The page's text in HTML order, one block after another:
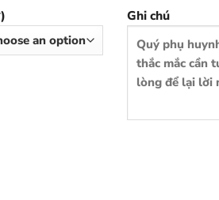
Ghi chú